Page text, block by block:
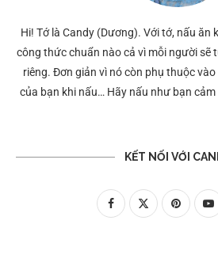
Hi! Tớ là Candy (Dương). Với tớ, nấu ăn
công thức chuẩn nào cả vì mỗi người sẽ
riêng. Đơn giản vì nó còn phụ thuộc vào
của bạn khi nấu… Hãy nấu như bạn
KẾT NỐI VỚI